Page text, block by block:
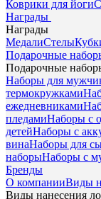
Коврики для йоги
Награды
Награды
МедалиСтелы
Подарочные
Подарочные
Наборы для
термокружками
ежедневниками
пледамиНаборы с
детейНаборы с
винаНаборы для
наборыНаборы с
Бренды
О компанииВиды
Виды нанесения